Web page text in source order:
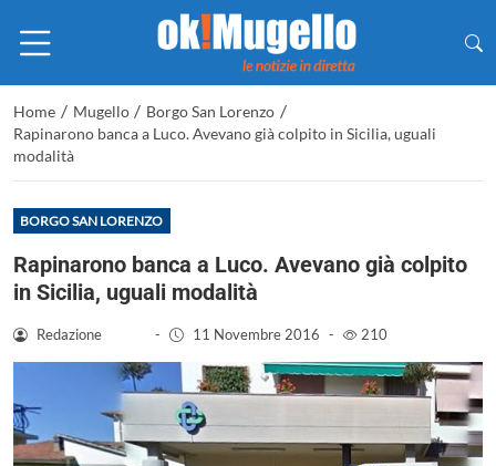
Home / Mugello / Borgo San Lorenzo /
Rapinarono banca a Luco. Avevano già colpito in Sicilia, uguali
modalità
BORGO SAN LORENZO
Rapinarono banca a Luco. Avevano già colpito
in Sicilia, uguali modalità
Redazione - 11 Novembre 2016 - 210